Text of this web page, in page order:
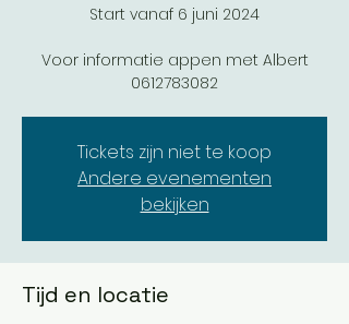
Start vanaf 6 juni 2024
Voor informatie appen met Albert
0612783082
Tickets zijn niet te koop
Andere evenementen
bekijken
Tijd en locatie